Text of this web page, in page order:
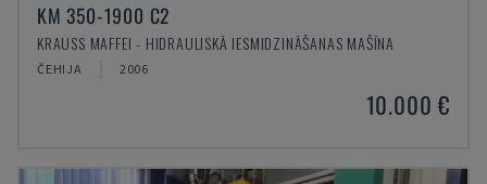
KM 350-1900 C2
KRAUSS MAFFEI - HIDRAULISKĀ IESMIDZINĀŠANAS MAŠĪNA
ČEHIJA 2006
10.000 €